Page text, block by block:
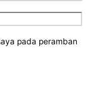
pada peramban